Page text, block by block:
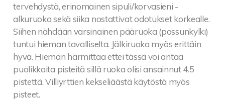
tervehdystä, erinomainen sipuli/korvasieni -
alkuruoka sekä siika nostattivat odotukset korkealle.
Siihen nähdään varsinainen pääruoka (possunkylki)
tuntui hieman tavalliselta. Jälkiruoka myös erittäin
hyvä. Hieman harmittaa ettei tässä voi antaa
puolikkaita pisteitä sillä ruoka olisi ansainnut 4.5
pistettä. Villiyrttien kekseliäästä käytöstä myös
pisteet.